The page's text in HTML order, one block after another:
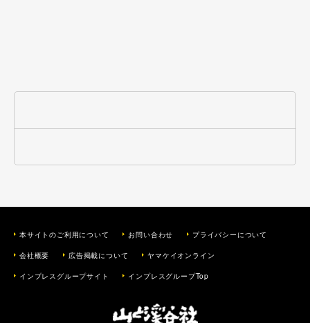
本サイトのご利用について お問い合わせ プライバシーについて
会社概要 広告掲載について ヤマケイオンライン
インプレスグループサイト インプレスグループTop